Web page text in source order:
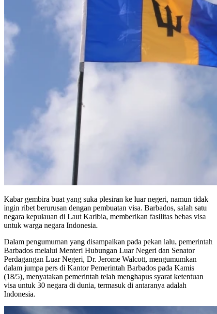
Kabar gembira buat yang suka plesiran ke luar negeri, namun tidak
ingin ribet berurusan dengan pembuatan visa. Barbados, salah satu
negara kepulauan di Laut Karibia, memberikan fasilitas bebas visa
untuk warga negara Indonesia.
Dalam pengumuman yang disampaikan pada pekan lalu, pemerintah
Barbados melalui Menteri Hubungan Luar Negeri dan Senator
Perdagangan Luar Negeri, Dr. Jerome Walcott, mengumumkan
dalam jumpa pers di Kantor Pemerintah Barbados pada Kamis
(18/5), menyatakan pemerintah telah menghapus syarat ketentuan
visa untuk 30 negara di dunia, termasuk di antaranya adalah
Indonesia.